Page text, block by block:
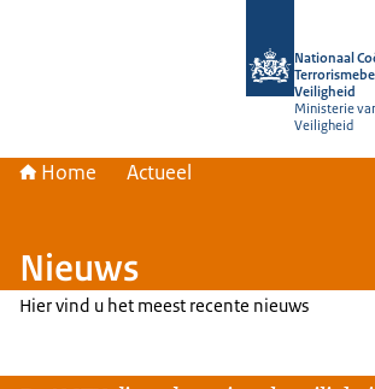
Nationaal
Veiligheid
Ministerie
Veiligheid
Home Actueel
Nieuws
Hier vind u het meest recente nieuws